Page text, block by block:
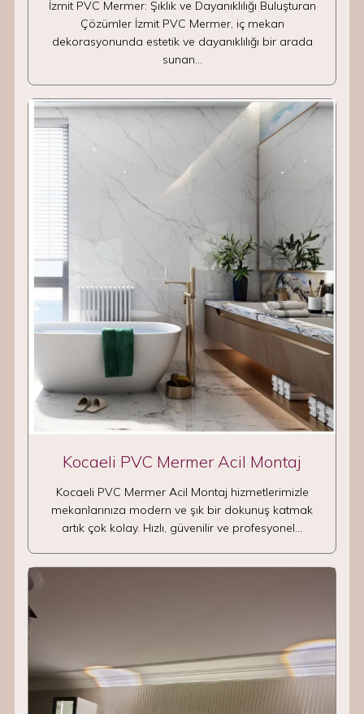
İzmit PVC Mermer: Şıklık ve Dayanıklılığı Buluşturan
Çözümler İzmit PVC Mermer, iç mekan
dekorasyonunda estetik ve dayanıklılığı bir arada
sunan…
Kocaeli PVC Mermer Acil Montaj
Kocaeli PVC Mermer Acil Montaj hizmetlerimizle
mekanlarınıza modern ve şık bir dokunuş katmak
artık çok kolay. Hızlı, güvenilir ve profesyonel…